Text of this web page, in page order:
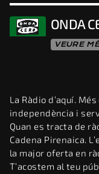
ONDA
VEURE
La Ràdio d’aquí.
independència i
Quan es tracta de
Cadena Pirenaica.
la major oferta en
T’acostem al teu